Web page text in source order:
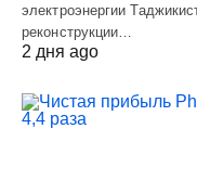
электроэнергии
реконструкции…
2 дня ago